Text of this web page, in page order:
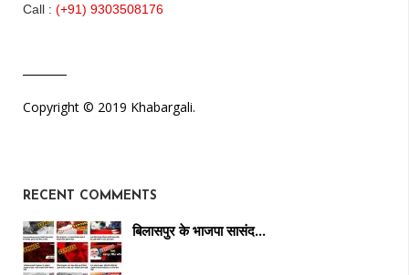
Call : (+91) 9303508176
Copyright © 2019 Khabargali.
RECENT COMMENTS
बिलासपुर के भाजपा सासंद…